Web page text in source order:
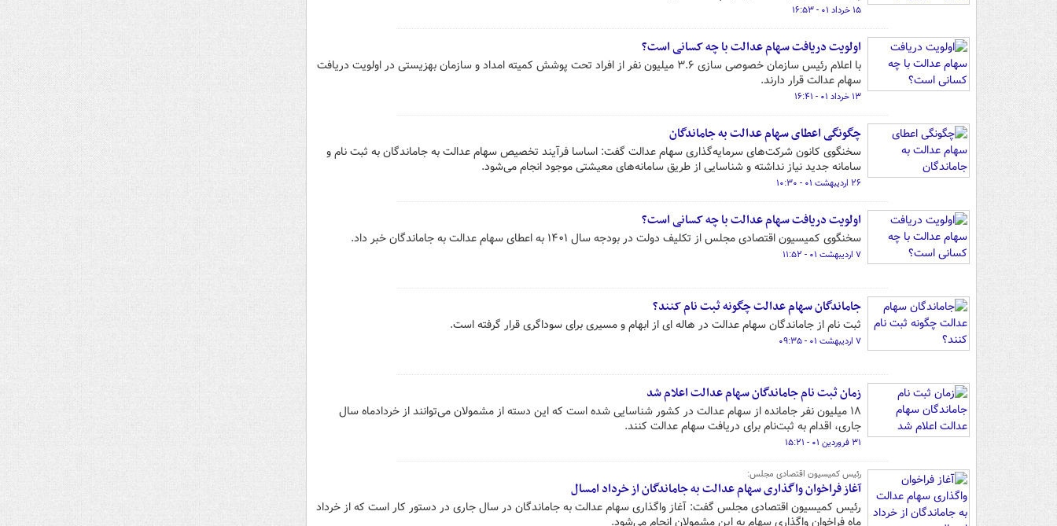
۱۵ خرداد ۰۱ - ۱۶:۵۳
اولویت دریافت سهام عدالت با چه کسانی است؟
با اعلام رئیس سازمان خصوصی سازی ۳.۶ میلیون نفر از افراد تحت پوشش کمیته امداد و سازمان بهزیستی در اولویت دریافت
سهام عدالت قرار دارند.
۱۳ خرداد ۰۱ - ۱۶:۴۱
چگونگی اعطای سهام عدالت به جاماندگان
سخنگوی کانون شرکت‌های سرمایه‌گذاری سهام عدالت گفت: اساسا فرآیند تخصیص سهام عدالت به جاماندگان به ثبت نام و
سامانه جدید نیاز نداشته و شناسایی از طریق سامانه‌های معیشتی موجود انجام می‌شود.
۲۶ اردیبهشت ۰۱ - ۱۰:۳۰
اولویت دریافت سهام عدالت با چه کسانی است؟
سخنگوی کمیسیون اقتصادی مجلس از تکلیف دولت در بودجه سال ۱۴۰۱ به اعطای سهام عدالت به جاماندگان خبر داد.
۷ اردیبهشت ۰۱ - ۱۱:۵۲
جاماندگان سهام عدالت چگونه ثبت نام کنند؟
ثبت نام از جاماندگان سهام عدالت در هاله ای از ابهام و مسیری برای سوداگری قرار گرفته است.
۷ اردیبهشت ۰۱ - ۰۹:۳۵
زمان ثبت نام جاماندگان سهام عدالت اعلام شد
۱۸ میلیون نفر جامانده از سهام عدالت در کشور شناسایی شده است که این دسته از مشمولان می‌توانند از خردادماه سال
جاری، اقدام به ثبت‌نام برای دریافت سهام عدالت کنند.
۳۱ فروردین ۰۱ - ۱۵:۲۱
رئیس کمیسیون اقتصادی مجلس:
آغاز فراخوان واگذاری سهام عدالت به جاماندگان از خرداد امسال
رئیس کمیسیون اقتصادی مجلس گفت: آغاز واگذاری سهام عدالت به جاماندگان در سال جاری در دستور کار است که از خرداد
ماه فراخوان واگذاری سهام به این مشمولان انجام می‌شود.